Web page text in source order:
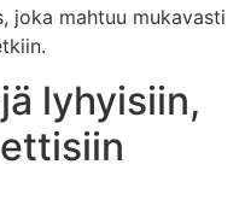
joka mahtuu mukavasti
lyhyisiin,